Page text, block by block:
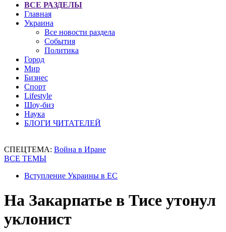
ВСЕ РАЗДЕЛЫ
Главная
Украина
Все новости раздела
События
Политика
Город
Мир
Бизнес
Спорт
Lifestyle
Шоу-биз
Наука
БЛОГИ ЧИТАТЕЛЕЙ
СПЕЦТЕМА: Война в Иране
ВСЕ ТЕМЫ
Вступление Украины в ЕС
На Закарпатье в Тисе утонул
уклонист